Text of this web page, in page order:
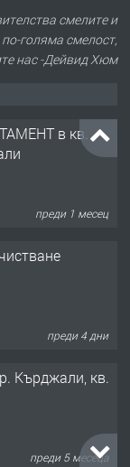
смелите и
голяма смелост,
нас -Дейвид Хюм
в кв.
преди 1 месец
преди 4 дни
Кърджали, кв.
преди 5 месеца